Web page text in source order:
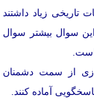
تاریخی زیاد داشتند
سوال بیشتر سوال
از سمت دشمنان
آماده کنند.